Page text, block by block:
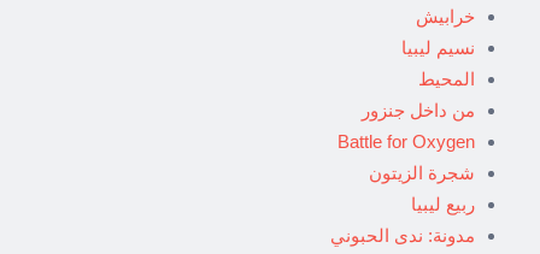
خرابيش
نسيم ليبيا
المحيط
من داخل جنزور
Battle for Oxygen
شجرة الزيتون
ربيع ليبيا
مدونة: ندى الحبوني